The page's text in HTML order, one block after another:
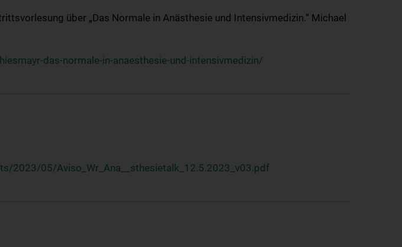
über „Das Normale in Anästhesie und Intensivmedizin.“ Michael
das-normale-in-anaesthesie-und-intensivmedizin/
2023/05/Aviso_Wr_Ana__sthesietalk_12.5.2023_v03.pdf